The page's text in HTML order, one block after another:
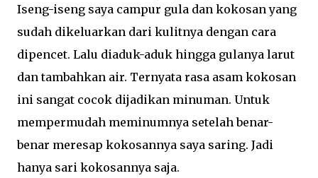
Iseng-iseng saya campur gula dan kokosan yang
sudah dikeluarkan dari kulitnya dengan cara
dipencet. Lalu diaduk-aduk hingga gulanya larut
dan tambahkan air. Ternyata rasa asam kokosan
ini sangat cocok dijadikan minuman. Untuk
mempermudah meminumnya setelah benar-
benar meresap kokosannya saya saring. Jadi
hanya sari kokosannya saja.